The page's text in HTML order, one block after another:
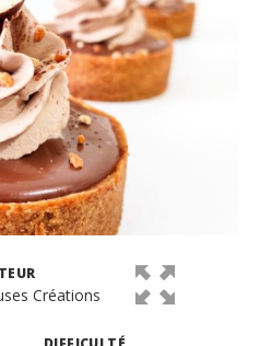
Créations